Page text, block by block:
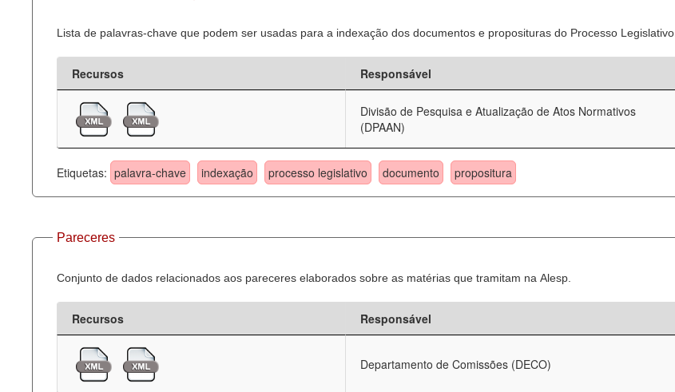
Lista de palavras-chave que podem ser usadas para a indexação dos documentos e proposituras do Processo Legislativo.
Recursos Responsável
Divisão de Pesquisa e Atualização de Atos Normativos
(DPAAN)
Etiquetas: palavra-chave indexação processo legislativo documento propositura
Pareceres
Conjunto de dados relacionados aos pareceres elaborados sobre as matérias que tramitam na Alesp.
Recursos Responsável
Departamento de Comissões (DECO)